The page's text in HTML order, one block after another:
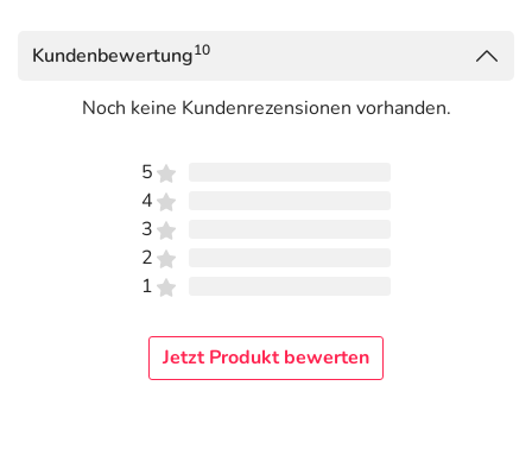
Sekunden).
EFFEKTIV WARZEN ENTFERNEN: EndWarts PEN F ist
ein praktischer Stift, der eine wirksame Ameisensäure-
Lösung enthält. Diese dringt in die Warzen ein und hilft
dem Körper, die Warze auszutrocknen und abzustoßen.
WÖCHENTLICH: Sobald die Stiftspitze auf die Warze
gedrückt wird, trägt der Applikator die notwendige
Kundenbewertung10
Noch keine Kundenrezensionen vorhanden.
5
4
3
2
1
Jetzt Produkt bewerten